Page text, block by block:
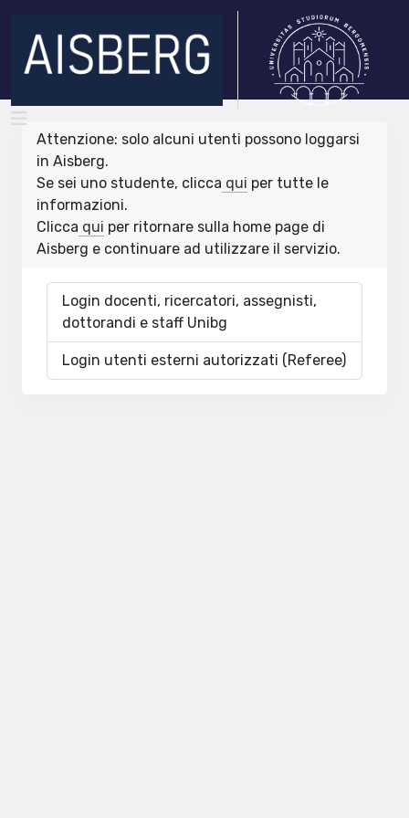
Attenzione: solo alcuni utenti possono loggarsi
in Aisberg.
Se sei uno studente, clicca qui per tutte le
informazioni.
Clicca qui per ritornare sulla home page di
Aisberg e continuare ad utilizzare il servizio.
Login docenti, ricercatori, assegnisti,
dottorandi e staff Unibg
Login utenti esterni autorizzati (Referee)